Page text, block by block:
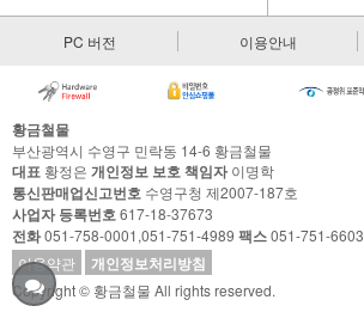
PC 버전 이용안내
황금철물
부산광역시 수영구 민락동 14-6 황금철물
대표 황정은 개인정보 보호 책임자이명학
통신판매업신고번호 수영구청 제2007-187호
사업자 등록번호617-18-37673
전화051-758-0001,051-751-4989 팩스051-751-6603
이용약관
개인정보처리방침
Copyright © 황금철물 All rights reserved.